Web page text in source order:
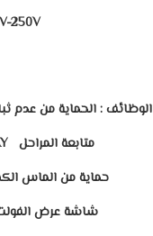
AC 130V-250V
الوظائف: الحماية من عدم
متابعة المراحل
حماية من الماس
شاشة عرض الفولت